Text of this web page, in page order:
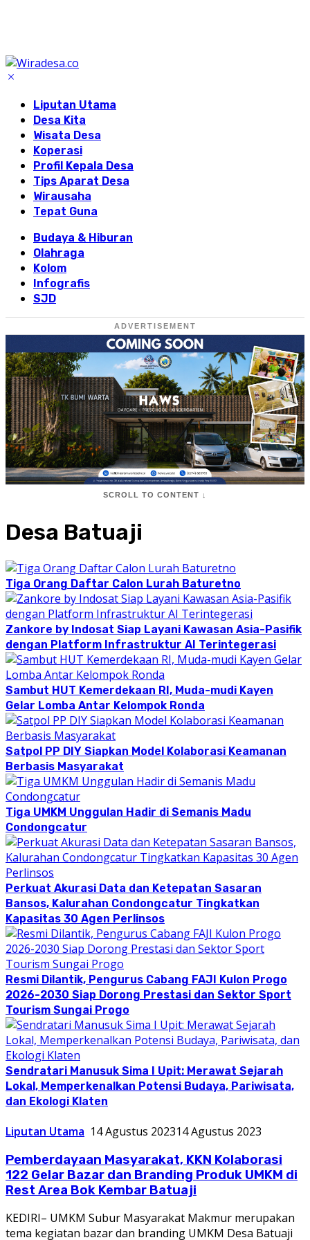
Liputan Utama
Desa Kita
Wisata Desa
Koperasi
Profil Kepala Desa
Tips Aparat Desa
Wirausaha
Tepat Guna
Budaya & Hiburan
Olahraga
Kolom
Infografis
SJD
ADVERTISEMENT
SCROLL TO CONTENT ↓
Desa Batuaji
Tiga Orang Daftar Calon Lurah Baturetno
Zankore by Indosat Siap Layani Kawasan Asia-Pasifik
dengan Platform Infrastruktur AI Terintegerasi
Sambut HUT Kemerdekaan RI, Muda-mudi Kayen
Gelar Lomba Antar Kelompok Ronda
Satpol PP DIY Siapkan Model Kolaborasi Keamanan
Berbasis Masyarakat
Tiga UMKM Unggulan Hadir di Semanis Madu
Condongcatur
Perkuat Akurasi Data dan Ketepatan Sasaran
Bansos, Kalurahan Condongcatur Tingkatkan
Kapasitas 30 Agen Perlinsos
Resmi Dilantik, Pengurus Cabang FAJI Kulon Progo
2026-2030 Siap Dorong Prestasi dan Sektor Sport
Tourism Sungai Progo
Sendratari Manusuk Sima I Upit: Merawat Sejarah
Lokal, Memperkenalkan Potensi Budaya, Pariwisata,
dan Ekologi Klaten
Liputan Utama 14 Agustus 202314 Agustus 2023
Pemberdayaan Masyarakat, KKN Kolaborasi
122 Gelar Bazar dan Branding Produk UMKM di
Rest Area Bok Kembar Batuaji
KEDIRI– UMKM Subur Masyarakat Makmur merupakan
tema kegiatan bazar dan branding UMKM Desa Batuaji